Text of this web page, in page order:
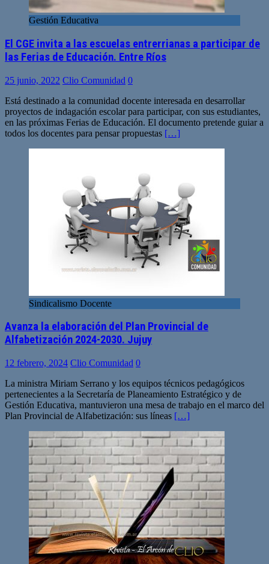
Gestión Educativa
El CGE invita a las escuelas entrerrianas a participar de
las Ferias de Educación. Entre Ríos
25 junio, 2022 Clio Comunidad 0
Está destinado a la comunidad docente interesada en desarrollar
proyectos de indagación escolar para participar, con sus estudiantes,
en las próximas Ferias de Educación. El documento pretende guiar a
todos los docentes para pensar propuestas […]
Sindicalismo Docente
Avanza la elaboración del Plan Provincial de
Alfabetización 2024-2030. Jujuy
12 febrero, 2024 Clio Comunidad 0
La ministra Miriam Serrano y los equipos técnicos pedagógicos
pertenecientes a la Secretaría de Planeamiento Estratégico y de
Gestión Educativa, mantuvieron una mesa de trabajo en el marco del
Plan Provincial de Alfabetización: sus líneas […]